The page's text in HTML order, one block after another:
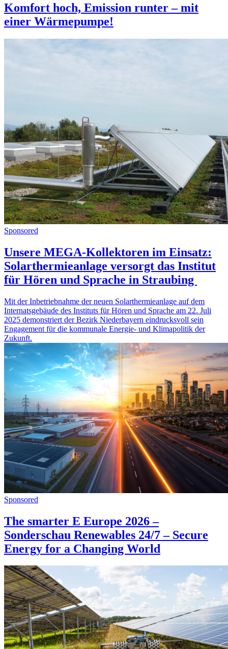
Komfort hoch, Emission runter – mit
einer Wärmepumpe!
Sponsored
Unsere MEGA-Kollektoren im Einsatz:
Solarthermieanlage versorgt das Institut
für Hören und Sprache in Straubing
Mit der Inbetriebnahme der neuen Solarthermieanlage auf dem
Internatsgebäude des Instituts für Hören und Sprache am 22. Juli
2025 demonstriert der Bezirk Niederbayern eindrucksvoll sein
Engagement für die kommunale Energie- und Klimapolitik der
Zukunft.
Sponsored
The smarter E Europe 2026 –
Sonderschau Renewables 24/7 – Secure
Energy for a Changing World